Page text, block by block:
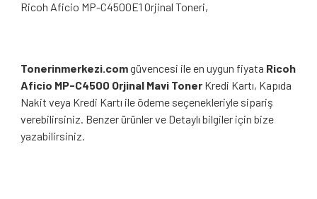
Ricoh Aficio MP-C4500E1 Orjinal Toneri,
Tonerinmerkezi.comgüvencesi ile en uygun fiyata Ricoh
Aficio MP-C4500 Orjinal Mavi Toner Kredi Kartı, Kapıda
Nakit veya Kredi Kartı ile ödeme seçenekleriyle sipariş
verebilirsiniz. Benzer ürünler ve Detaylı bilgiler için bize
yazabilirsiniz.